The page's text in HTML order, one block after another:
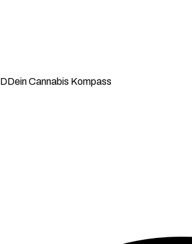
Dein Cannabis Kompass